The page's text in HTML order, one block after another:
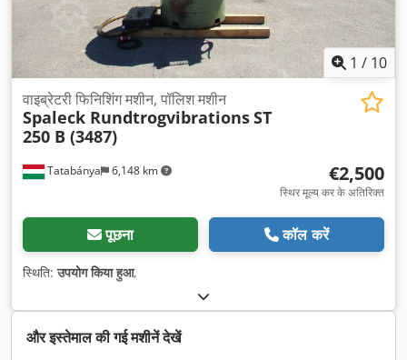
1 / 10
Tatabánya 6,148 km
वाइब्रेटरी फिनिशिंग मशीन, पॉलिश मशीन
Spaleck RundtrogvibrationsST
250 B (3487)
€2,500
स्थिर मूल्य कर के अतिरिक्त
पूछना कॉल करें
स्थिति:उपयोग किया हुआ,
और इस्तेमाल की गई मशीनें देखें